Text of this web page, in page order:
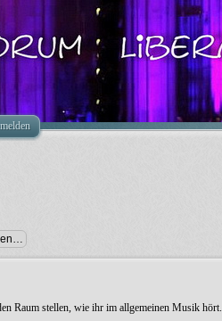
Raum stellen, wie ihr im allgemeinen Musik hört.